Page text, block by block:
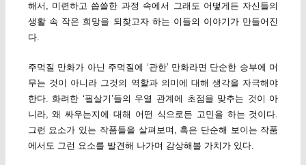
해서, 미련하고 씁쓸한 과정 속에서 그래도 어떻게든 자신들의
생활 속 작은 희망을 되찾고자 하는 이들의 이야기가 만들어진
다.
주먹질 만화가 아닌 주먹질에 ‘관한’ 만화라면 단순한 승부에 머
무는 것이 아니라 그것의 역할과 의미에 대해 생각을 자극해야
한다. 화려한 ‘필살기’들의 우열 관계에 초점을 맞추는 것이 아
니라, 왜 싸우는지에 대해 어떤 식으로든 고민을 하는 것이다.
그런 요소가 있는 작품들을 살펴보며, 혹은 단순해 보이는 작품
에서도 그런 요소를 발견해 나가며 감상해볼 가치가 있다.